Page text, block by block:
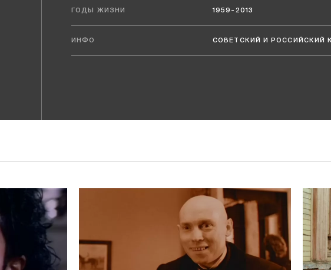
ГОДЫ ЖИЗНИ 1959-2013
ИНФО СОВЕТСКИЙ И РОССИЙСКИЙ